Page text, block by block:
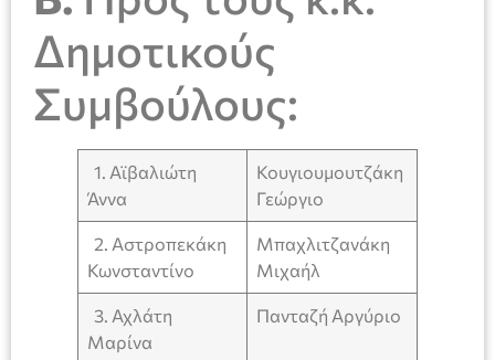
Δημοτικούς
Συμβούλους:
1. Αϊβαλιώτη
Άννα
Κουγιουμουτζάκη
Γεώργιο
2. Αστροπεκάκη
Κωνσταντίνο
Μπαχλιτζανάκη
Μιχαήλ
3. Αχλάτη
Μαρίνα
Πανταζή Αργύριο